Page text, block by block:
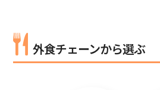
外食チェーンから選ぶ